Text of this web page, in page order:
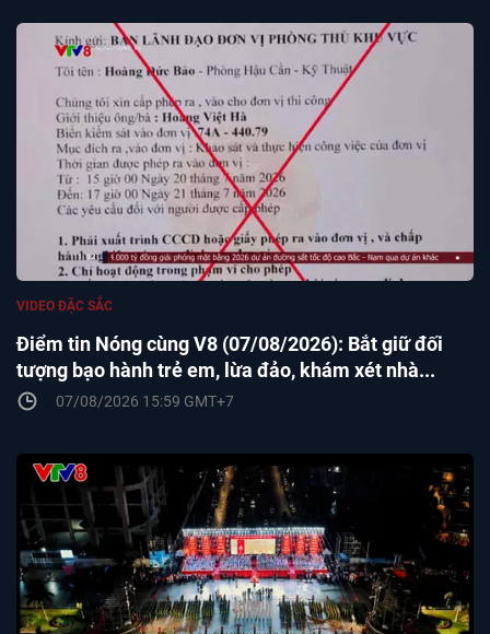
Điểm tin Nóng cùng V8 (07/08/2026): Bắt giữ đối
tượng bạo hành trẻ em, lừa đảo, khám xét nhà...
VIDEO ĐẶC SẮC
07/08/2026 15:59 GMT+7